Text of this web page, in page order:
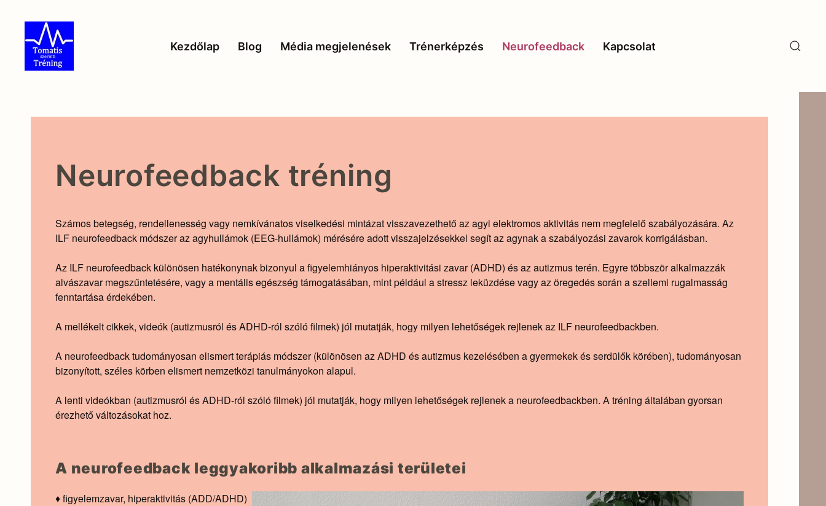
Skip to main content
Kezdőlap Blog Média megjelenések Trénerképzés Neurofeedback Kapcsolat
Neurofeedback tréning
Számos betegség, rendellenesség vagy nemkívánatos viselkedési mintázat visszavezethető az agyi elektromos aktivitás nem megfelelő szabályozására. Az
ILF neurofeedback módszer az agyhullámok (EEG-hullámok) mérésére adott visszajelzésekkel segít az agynak a szabályozási zavarok korrigálásban.
Az ILF neurofeedback különösen hatékonynak bizonyul a figyelemhiányos hiperaktivitási zavar (ADHD) és az autizmus terén. Egyre többször alkalmazzák
alvászavar megszűntetésére, vagy a mentális egészség támogatásában, mint például a stressz leküzdése vagy az öregedés során a szellemi rugalmasság
fenntartása érdekében.
A mellékelt cikkek, videók (autizmusról és ADHD-ról szóló filmek) jól mutatják, hogy milyen lehetőségek rejlenek az ILF neurofeedbackben.
A neurofeedback tudományosan elismert terápiás módszer (különösen az ADHD és autizmus kezelésében a gyermekek és serdülők körében), tudományosan
bizonyított, széles körben elismert nemzetközi tanulmányokon alapul.
A lenti videókban (autizmusról és ADHD-ról szóló filmek) jól mutatják, hogy milyen lehetőségek rejlenek a neurofeedbackben. A tréning általában gyorsan
érezhető változásokat hoz.
A neurofeedback leggyakoribb alkalmazási területei
♦ figyelemzavar, hiperaktivitás (ADD/ADHD)